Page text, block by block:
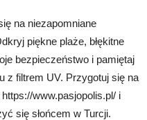
na niezapomniane
piękne plaże, błękitne
bezpieczeństwo i pamiętaj
z filtrem UV. Przygotuj się na
www.pasjopolis.pl/ i
się słońcem w Turcji.